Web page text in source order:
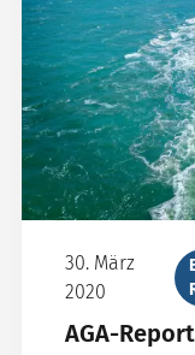
30. März
2020
AGA-